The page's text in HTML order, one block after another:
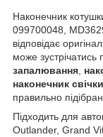
Наконечник
099700048,
відповідає
може зустрічатись
запалювання,
наконечник
правильно
Підходить для
Outlander, Grand